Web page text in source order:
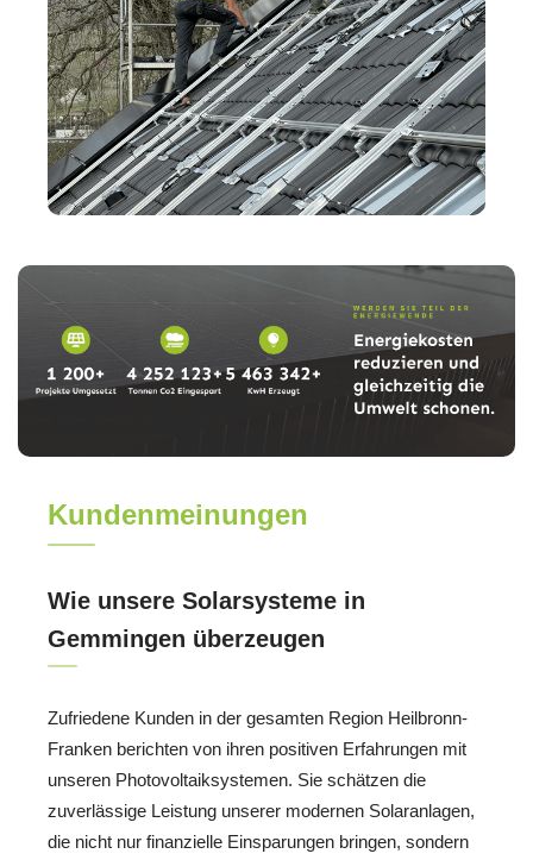
Kundenmeinungen
Wie unsere Solarsysteme in
Gemmingen überzeugen
Zufriedene Kunden in der gesamten Region Heilbronn-
Franken berichten von ihren positiven Erfahrungen mit
unseren Photovoltaiksystemen. Sie schätzen die
zuverlässige Leistung unserer modernen Solaranlagen,
die nicht nur finanzielle Einsparungen bringen, sondern